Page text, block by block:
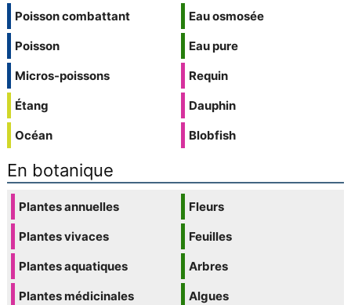
Poisson combattant
Poisson
Micros-poissons
Étang
Océan
Eau osmosée
Eau pure
Requin
Dauphin
Blobfish
En botanique
Plantes annuelles
Plantes vivaces
Plantes aquatiques
Plantes médicinales
Fleurs
Feuilles
Arbres
Algues